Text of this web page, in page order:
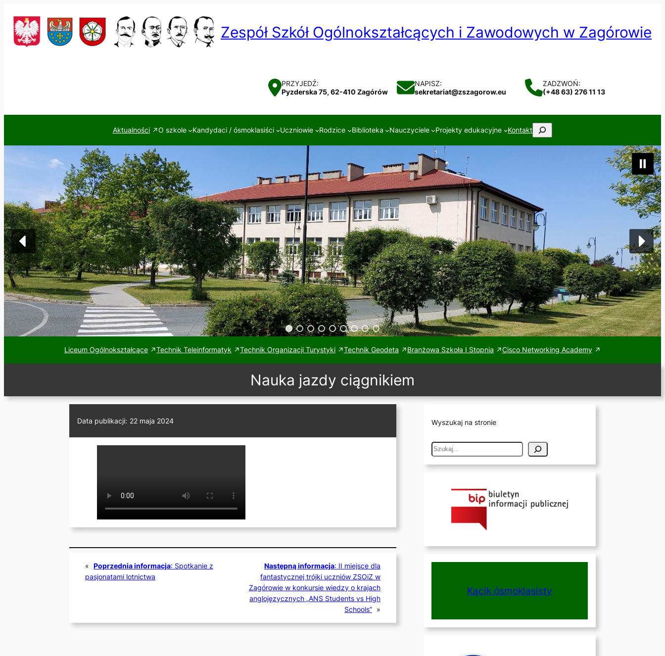
do
treści
Zespół Szkół Ogólnokształcących i Zawodowych w Zagórowie
PRZYJEDŹ:
Pyzderska 75, 62-410 Zagórów
NAPISZ:
sekretariat@zszagorow.eu
ZADZWOŃ:
(+48 63) 276 11 13
Aktualności O szkole Kandydaci / ósmoklasiści Uczniowie Rodzice Biblioteka Nauczyciele Projekty edukacyjne KontaktSzukaj
Liceum Ogólnokształcące Technik Teleinformatyk Technik Organizacji Turystyki Technik Geodeta Branżowa Szkoła I Stopnia Cisco Networking Academy
Nauka jazdy ciągnikiem
Data publikacji: 22 maja 2024
« Poprzednia informacja: Spotkanie z
pasjonatami lotnictwa
Następną informacja: II miejsce dla
fantastycznej trójki uczniów ZSOiZ w
Zagórowie w konkursie wiedzy o krajach
anglojęzycznych „ANS Students vs High
Schools” »
Wyszukaj na stronie
S
Kącik ósmoklasisty